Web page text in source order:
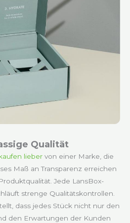
Qualität
liebervon einer Marke, die
Maß an Transparenz erreichen
Jede LansBox-
strenge Qualitätskontrollen.
dass jedes Stück nicht nur den
den Erwartungen der Kunden